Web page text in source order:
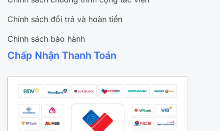
Chính sách đổi trả và hoàn tiền
Chính sách bảo hành
Chấp Nhận Thanh Toán